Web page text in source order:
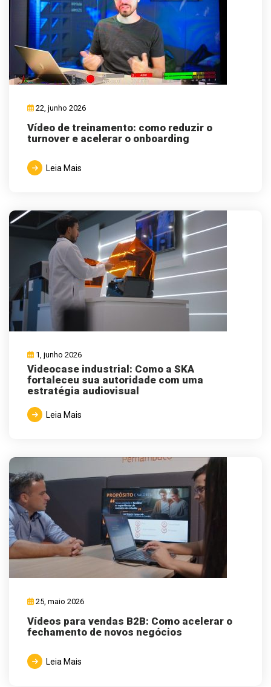
22, junho 2026
Vídeo de treinamento: como reduzir o
turnover e acelerar o onboarding
Leia Mais
1, junho 2026
Videocase industrial: Como a SKA
fortaleceu sua autoridade com uma
estratégia audiovisual
Leia Mais
25, maio 2026
Vídeos para vendas B2B: Como acelerar o
fechamento de novos negócios
Leia Mais